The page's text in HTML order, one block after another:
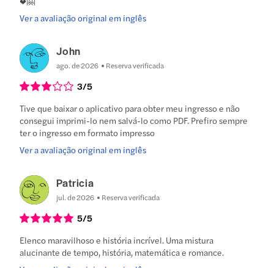
Ver a avaliação original em inglês
John
ago. de 2026 Reserva verificada
3/5
Tive que baixar o aplicativo para obter meu ingresso e não
consegui imprimi-lo nem salvá-lo como PDF. Prefiro sempre
ter o ingresso em formato impresso
Ver a avaliação original em inglês
Patricia
jul. de 2026 Reserva verificada
5/5
Elenco maravilhoso e história incrível. Uma mistura
alucinante de tempo, história, matemática e romance.